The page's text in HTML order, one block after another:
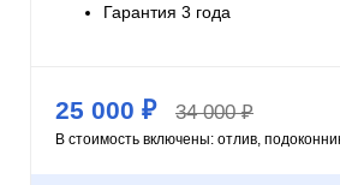
Гарантия 3 года
25 000 ₽ 34 000 ₽
В стоимость включены: отлив,